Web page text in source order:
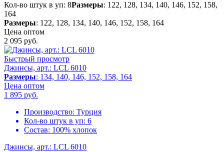
Кол-во штук в уп: 8Размеры: 122, 128, 134, 140, 146, 152, 158,
164
Размеры: 122, 128, 134, 140, 146, 152, 158, 164
Цена оптом
2 095 руб.
Быстрый просмотр
Джинсы, арт.: LCL 6010
Размеры: 134, 140, 146, 152, 158, 164
Цена оптом
1 895 руб.
Производство: Турция
Кол-во штук в уп: 6
Состав: 100% хлопок
Джинсы, арт.: LCL 6010